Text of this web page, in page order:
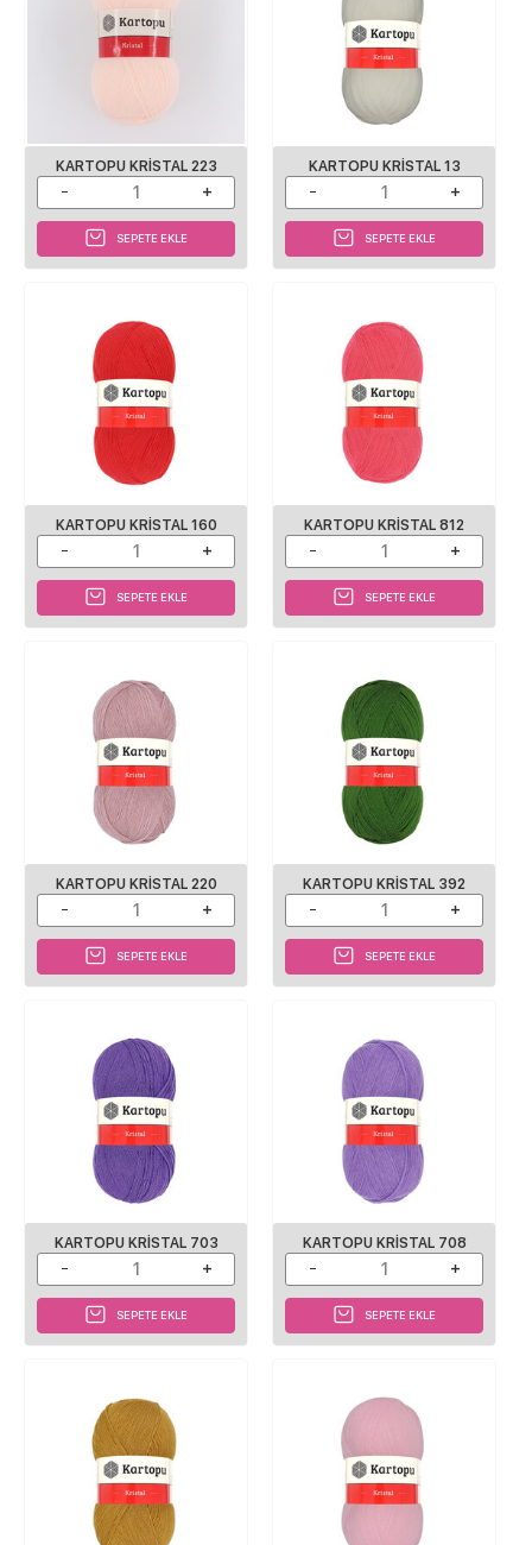
KARTOPU KRISTAL 223
SEPETE EKLE
KARTOPU KRISTAL 13
SEPETE EKLE
KARTOPU KRISTAL 160
SEPETE EKLE
KARTOPU KRISTAL 812
SEPETE EKLE
KARTOPU KRISTAL 220
SEPETE EKLE
KARTOPU KRISTAL 392
SEPETE EKLE
KARTOPU KRISTAL 703
SEPETE EKLE
KARTOPU KRISTAL 708
SEPETE EKLE